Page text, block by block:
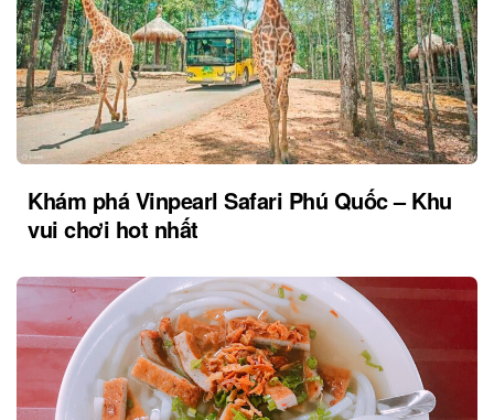
Khám phá Vinpearl Safari Phú Quốc – Khu
vui chơi hot nhất